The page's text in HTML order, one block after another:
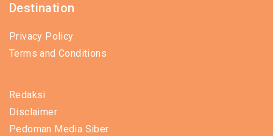
Destination
Privacy Policy
Terms and Conditions
Redaksi
Disclaimer
Pedoman Media Siber